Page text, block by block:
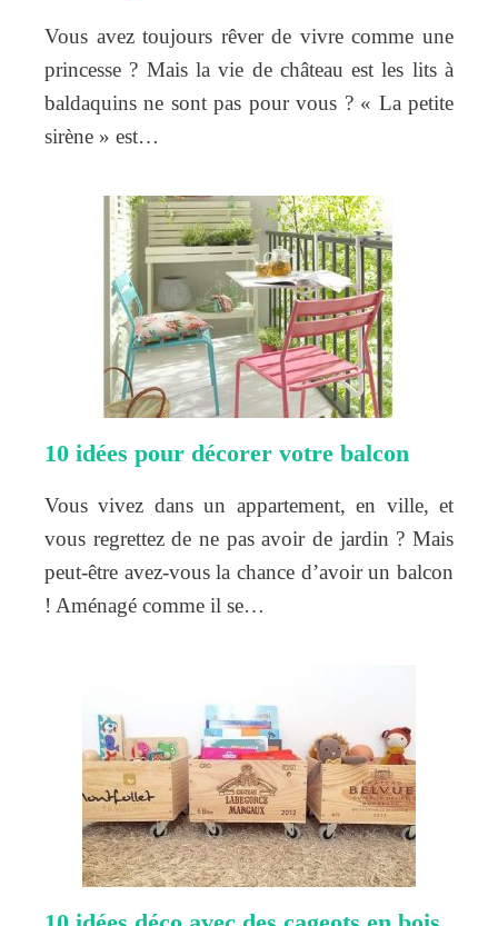
Vous avez toujours rêver de vivre comme une
princesse ? Mais la vie de château est les lits à
baldaquins ne sont pas pour vous ? « La petite
sirène » est…
10 idées pour décorer votre balcon
Vous vivez dans un appartement, en ville, et
vous regrettez de ne pas avoir de jardin ? Mais
peut-être avez-vous la chance d’avoir un balcon
! Aménagé comme il se…